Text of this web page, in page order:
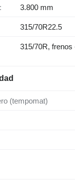
3.800 mm
315/70R22.5
315/70R, frenos
(tempomat)